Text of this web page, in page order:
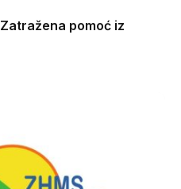
pomoć iz